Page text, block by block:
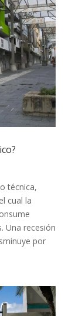
técnica,
cual la
Una recesión
por